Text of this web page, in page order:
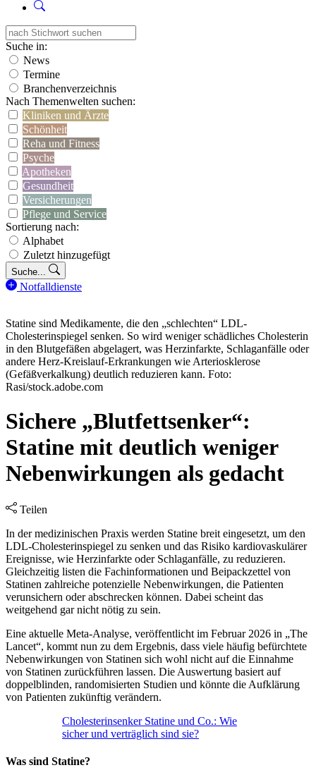
Suche in:
News
Termine
Branchenverzeichnis
Nach Themenwelten suchen:
Kliniken und Ärzte
Schönheit
Reha und Fitness
Psyche
Apotheken
Gesundheit
Versicherungen
Pflege und Service
Sortierung nach:
Alphabet
Zuletzt hinzugefügt
Suche...
Notfalldienste
Statine sind Medikamente, die den „schlechten“ LDL-
Cholesterinspiegel senken. So wird weniger schädliches Cholesterin
in den Blutgefäßen abgelagert, was Herzinfarkte, Schlaganfälle oder
andere Herz-Kreislauf-Erkrankungen wie Arteriosklerose
(Gefäßverkalkung) deutlich reduzieren kann. Foto:
Rasi/stock.adobe.com
Sichere „Blutfettsenker“:
Statine mit deutlich weniger
Nebenwirkungen als gedacht
Teilen
In der medizinischen Praxis werden Statine breit eingesetzt, um den
LDL-Cholesterinspiegel zu senken und das Risiko kardiovaskulärer
Ereignisse, wie Herzinfarkte oder Schlaganfälle, zu reduzieren.
Gleichzeitig listen die Fachinformationen und Beipackzettel von
Statinen zahlreiche potenzielle Nebenwirkungen, die Patienten
verunsichern oder abschrecken können. Dabei scheint das
weitgehend gar nicht nötig zu sein.
Eine aktuelle Meta-Analyse, veröffentlicht im Februar 2026 in „The
Lancet“, kommt nun zu dem Ergebnis, dass viele häufig befürchtete
Nebenwirkungen von Statinen sich wohl nicht auf die Einnahme
von Statinen zurückführen lassen. Die Auswertung basiert auf
doppelblinden, randomisierten Studien und könnte die Aufklärung
von Patienten zukünftig verändern.
Cholesterinsenker Statine und Co.: Wie
sicher und verträglich sind sie?
Was sind Statine?